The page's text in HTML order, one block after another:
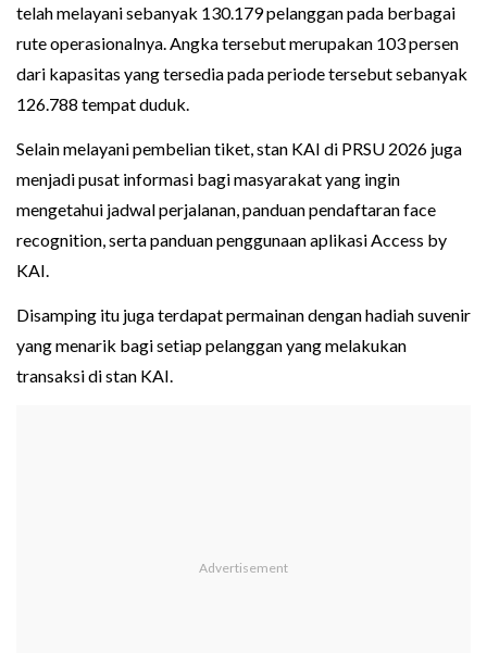
telah melayani sebanyak 130.179 pelanggan pada berbagai
rute operasionalnya. Angka tersebut merupakan 103 persen
dari kapasitas yang tersedia pada periode tersebut sebanyak
126.788 tempat duduk.
Selain melayani pembelian tiket, stan KAI di PRSU 2026 juga
menjadi pusat informasi bagi masyarakat yang ingin
mengetahui jadwal perjalanan, panduan pendaftaran face
recognition, serta panduan penggunaan aplikasi Access by
KAI.
Disamping itu juga terdapat permainan dengan hadiah suvenir
yang menarik bagi setiap pelanggan yang melakukan
transaksi di stan KAI.